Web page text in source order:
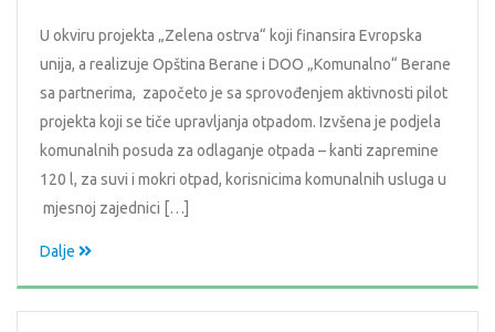
U okviru projekta „Zelena ostrva“ koji finansira Evropska
unija, a realizuje Opština Berane i DOO „Komunalno“ Berane
sa partnerima, započeto je sa sprovođenjem aktivnosti pilot
projekta koji se tiče upravljanja otpadom. Izvšena je podjela
komunalnih posuda za odlaganje otpada – kanti zapremine
120 l, za suvi i mokri otpad, korisnicima komunalnih usluga u
mjesnoj zajednici […]
Dalje